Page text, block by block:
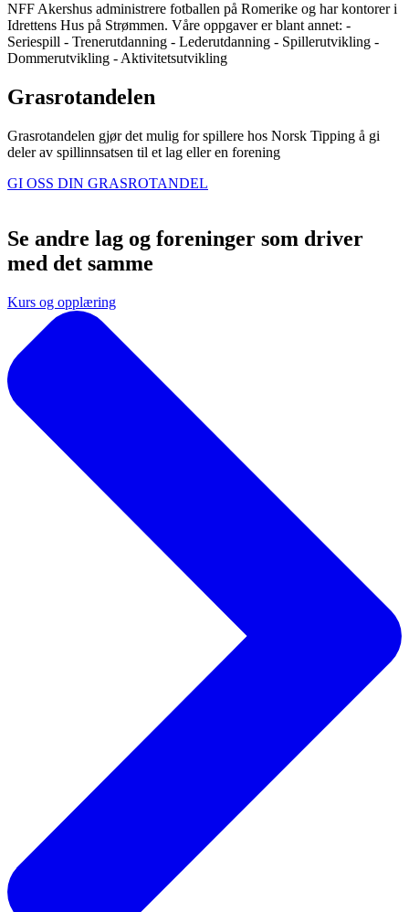
NFF Akershus administrere fotballen på Romerike og har kontorer i
Idrettens Hus på Strømmen. Våre oppgaver er blant annet: -
Seriespill - Trenerutdanning - Lederutdanning - Spillerutvikling -
Dommerutvikling - Aktivitetsutvikling
Grasrotandelen
Grasrotandelen gjør det mulig for spillere hos Norsk Tipping å gi
deler av spillinnsatsen til et lag eller en forening
GI OSS DIN GRASROTANDEL
Se andre lag og foreninger som driver
med det samme
Kurs og opplæring